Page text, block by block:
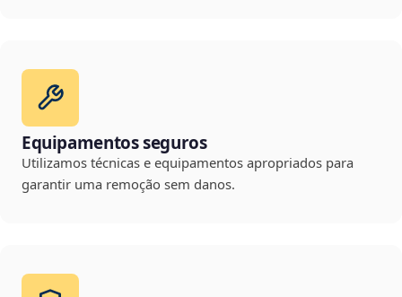
Equipamentos seguros
Utilizamos técnicas e equipamentos apropriados para
garantir uma remoção sem danos.